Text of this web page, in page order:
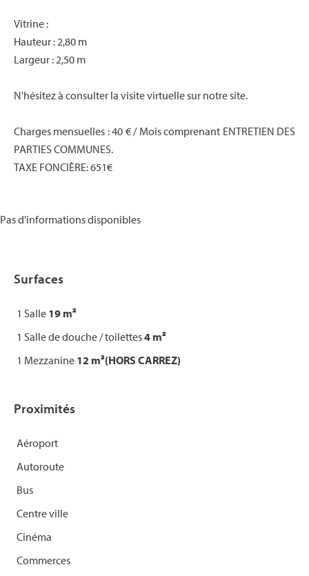
Vitrine :
Hauteur : 2,80 m
Largeur : 2,50 m
N'hésitez à consulter la visite virtuelle sur notre site.
Charges mensuelles : 40 € / Mois comprenant ENTRETIEN DES
PARTIES COMMUNES.
TAXE FONCIÈRE: 651€
Pas d'informations disponibles
Surfaces
1 Salle 19 m²
1 Salle de douche / toilettes4 m²
1 Mezzanine 12 m²(HORS CARREZ)
Proximités
Aéroport
Autoroute
Bus
Centre ville
Cinéma
Commerces